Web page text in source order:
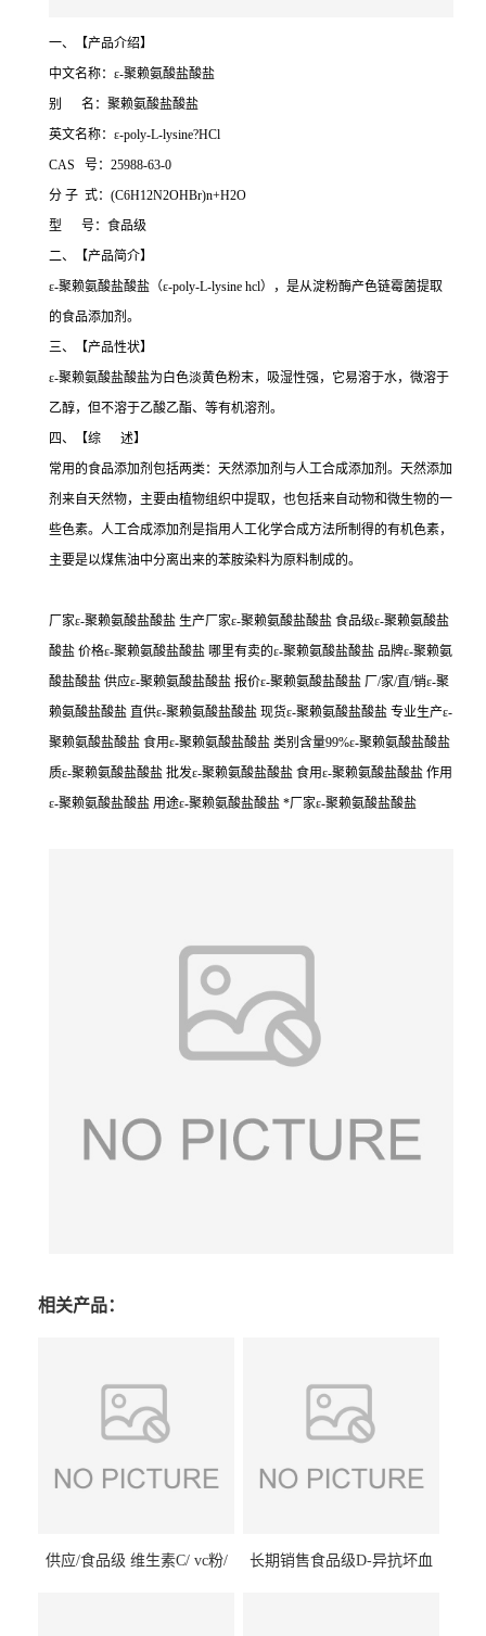
一、【产品介绍】
中文名称：ε-聚赖氨酸盐酸盐
别 名：聚赖氨酸盐酸盐
英文名称：ε-poly-L-lysine?HCl
CAS 号：25988-63-0
分 子 式：(C6H12N2OHBr)n+H2O
型 号：食品级
二、【产品简介】
ε-聚赖氨酸盐酸盐（ε-poly-L-lysine hcl），是从淀粉酶产色链霉菌提取
的食品添加剂。
三、【产品性状】
ε-聚赖氨酸盐酸盐为白色淡黄色粉末，吸湿性强，它易溶于水，微溶于
乙醇，但不溶于乙酸乙酯、等有机溶剂。
四、【综 述】
常用的食品添加剂包括两类：天然添加剂与人工合成添加剂。天然添加
剂来自天然物，主要由植物组织中提取，也包括来自动物和微生物的一
些色素。人工合成添加剂是指用人工化学合成方法所制得的有机色素，
主要是以煤焦油中分离出来的苯胺染料为原料制成的。
厂家ε-聚赖氨酸盐酸盐 生产厂家ε-聚赖氨酸盐酸盐 食品级ε-聚赖氨酸盐
酸盐 价格ε-聚赖氨酸盐酸盐 哪里有卖的ε-聚赖氨酸盐酸盐 品牌ε-聚赖氨
酸盐酸盐 供应ε-聚赖氨酸盐酸盐 报价ε-聚赖氨酸盐酸盐 厂/家/直/销ε-聚
赖氨酸盐酸盐 直供ε-聚赖氨酸盐酸盐 现货ε-聚赖氨酸盐酸盐 专业生产ε-
聚赖氨酸盐酸盐 食用ε-聚赖氨酸盐酸盐 类别含量99%ε-聚赖氨酸盐酸盐
质ε-聚赖氨酸盐酸盐 批发ε-聚赖氨酸盐酸盐 食用ε-聚赖氨酸盐酸盐 作用
ε-聚赖氨酸盐酸盐 用途ε-聚赖氨酸盐酸盐 *厂家ε-聚赖氨酸盐酸盐
相关产品：
供应/食品级 维生素C/ vc粉/
长期销售食品级D-异抗坏血